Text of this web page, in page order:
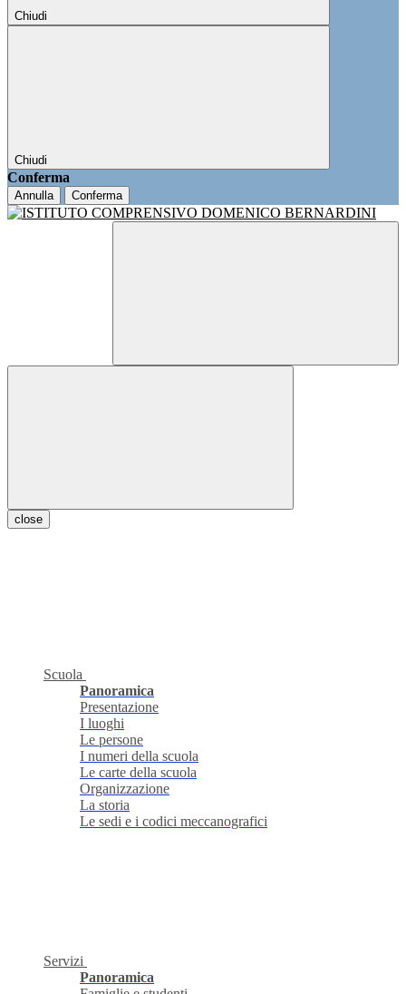
Chiudi
Chiudi
Conferma
Annulla Conferma
close
Scuola
Panoramica
Presentazione
I luoghi
Le persone
I numeri della scuola
Le carte della scuola
Organizzazione
La storia
Le sedi e i codici meccanografici
Servizi
Panoramica